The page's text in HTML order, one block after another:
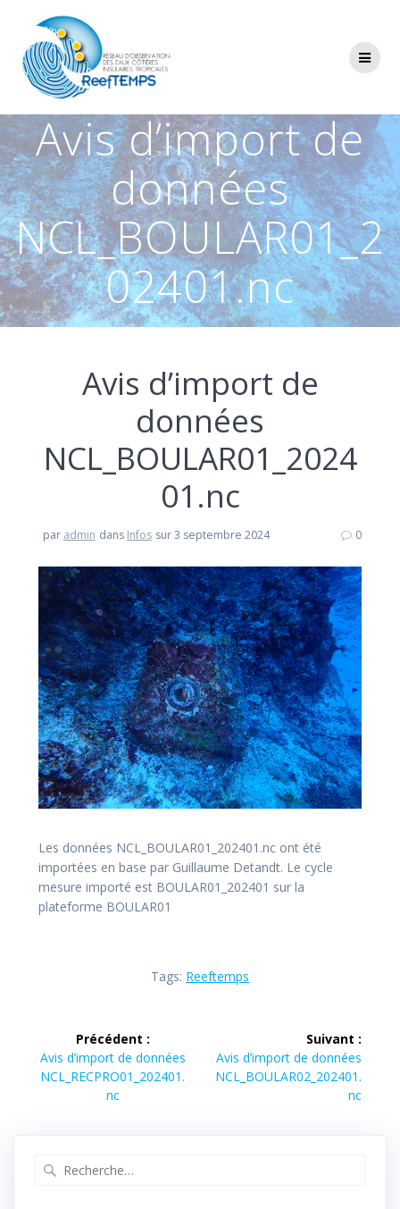
Avis d’import de
données
NCL_BOULAR01_2
02401.nc
Avis d’import de
données
NCL_BOULAR01_2024
01.nc
par admin dans Infos sur 3 septembre 2024 0
Les données NCL_BOULAR01_202401.nc ont été
importées en base par Guillaume Detandt. Le cycle
mesure importé est BOULAR01_202401 sur la
plateforme BOULAR01
Tags: Reeftemps
Navigation
de
l’article
Précédent :
Article
précédent :
Avis d’import de données
NCL_RECPRO01_202401.
nc
Suivant :
Article
suivant :
Avis d’import de données
NCL_BOULAR02_202401.
nc